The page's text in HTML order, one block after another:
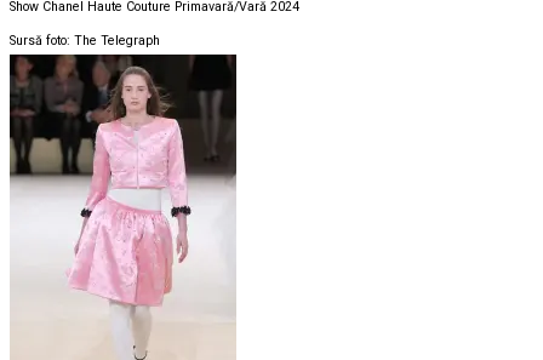
Show Chanel Haute Couture Primavară/Vară 2024
Sursă foto: The Telegraph